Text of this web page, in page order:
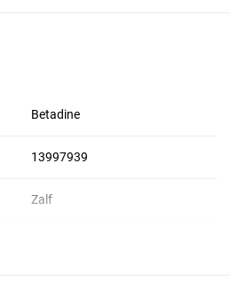
Betadine
13997939
Zalf